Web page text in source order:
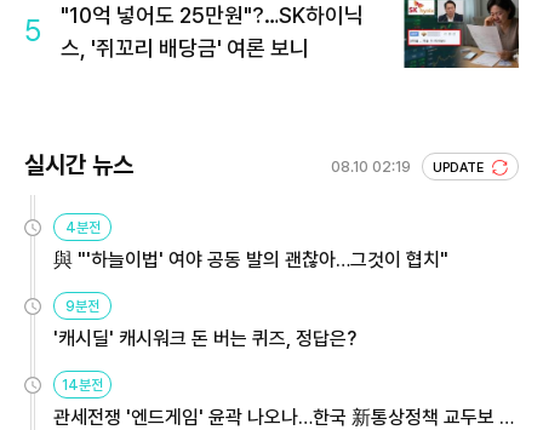
5
"10억 넣어도 25만원"?…SK하이닉
스, '쥐꼬리 배당금' 여론 보니
실시간 뉴스 08.10 02:19 UPDATE
4분전
與 "'하늘이법' 여야 공동 발의 괜찮아…그것이 협치"
9분전
'캐시딜' 캐시워크 돈 버는 퀴즈, 정답은?
14분전
관세전쟁 '엔드게임' 윤곽 나오나…한국 新통상정책 교두보 활